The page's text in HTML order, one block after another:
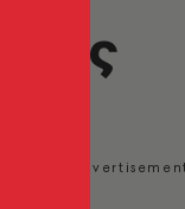
της